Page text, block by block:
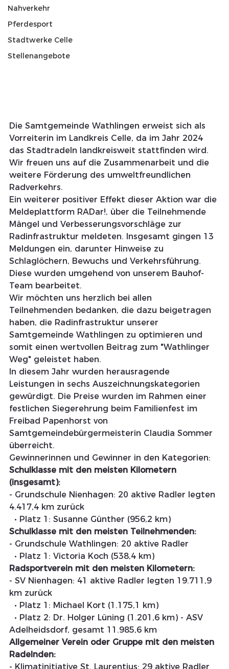
Nahverkehr
Pferdesport
Stadtwerke Celle
Stellenangebote
Die Samtgemeinde Wathlingen erweist sich als
Vorreiterin im Landkreis Celle, da im Jahr 2024
das Stadtradeln landkreisweit stattfinden wird.
Wir freuen uns auf die Zusammenarbeit und die
weitere Förderung des umweltfreundlichen
Radverkehrs.
Ein weiterer positiver Effekt dieser Aktion war die
Meldeplattform RADar!, über die Teilnehmende
Mängel und Verbesserungsvorschläge zur
Radinfrastruktur meldeten. Insgesamt gingen 13
Meldungen ein, darunter Hinweise zu
Schlaglöchern, Bewuchs und Verkehrsführung.
Diese wurden umgehend von unserem Bauhof-
Team bearbeitet.
Wir möchten uns herzlich bei allen
Teilnehmenden bedanken, die dazu beigetragen
haben, die Radinfrastruktur unserer
Samtgemeinde Wathlingen zu optimieren und
somit einen wertvollen Beitrag zum "Wathlinger
Weg" geleistet haben.
In diesem Jahr wurden herausragende
Leistungen in sechs Auszeichnungskategorien
gewürdigt. Die Preise wurden im Rahmen einer
festlichen Siegerehrung beim Familienfest im
Freibad Papenhorst von
Samtgemeindebürgermeisterin Claudia Sommer
überreicht.
Gewinnerinnen und Gewinner in den Kategorien:
Schulklasse mit den meisten Kilometern
(insgesamt):
- Grundschule Nienhagen: 20 aktive Radler legten
4.417,4 km zurück
  • Platz 1: Susanne Günther (956,2 km)
Schulklasse mit den meisten Teilnehmenden:
- Grundschule Wathlingen: 20 aktive Radler
  • Platz 1: Victoria Koch (538,4 km)
Radsportverein mit den meisten Kilometern:
- SV Nienhagen: 41 aktive Radler legten 19.711,9
km zurück
  • Platz 1: Michael Kort (1.175,1 km)
Adelheidsdorf, gesamt 11.985,6 km
Allgemeiner Verein oder Gruppe mit den meisten
Radelnden:
- Klimatinitiative St. Laurentius: 29 aktive Radler